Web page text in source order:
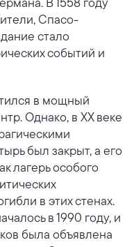
Спасо-
стало
событий и
в мощный
Однако, в XX веке
был закрыт, а его
лагерь особого
в этих стенах.
в 1990 году, и
была объявлена